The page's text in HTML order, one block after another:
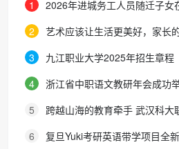
1
2026年进城务工人员随迁子女
生考试报名通知
2
艺术应该让生活更美好，家长
育！
3
九江职业大学2025年招生章程
4
浙江省中职语文教研年会成功
探职教语文教学新路径
5
跨越山海的教育牵手 武汉科
院，首届新生入学
6
复旦Yuki考研英语带学项目全